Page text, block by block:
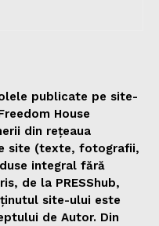
publicate pe site-
House
din rețeaua
site (texte, fotografii,
integral fără
de la PRESShub,
site-ului este
de Autor. Din